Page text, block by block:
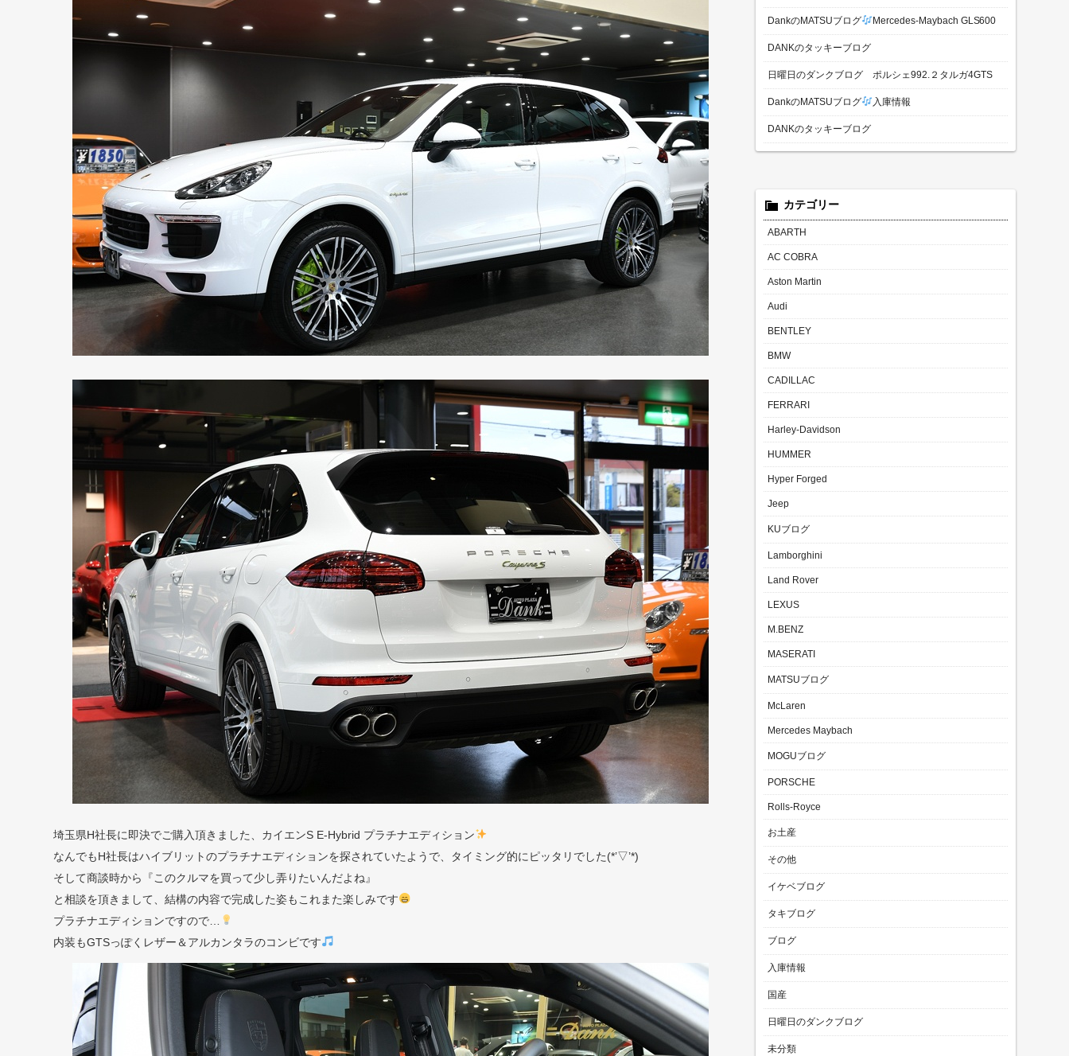
埼玉県H社長に即決でご購入頂きました、カイエンS E-Hybrid プラチナエディション
なんでもH社長はハイブリットのプラチナエディションを探されていたようで、タイミング的にピッタリでした(*’▽’*)
そして商談時から『このクルマを買って少し弄りたいんだよね』
と相談を頂きまして、結構の内容で完成した姿もこれまた楽しみです
プラチナエディションですので…
内装もGTSっぽくレザー＆アルカンタラのコンビです
DankのMATSUブログ Mercedes-Maybach GLS600
DANKのタッキーブログ
日曜日のダンクブログ ポルシェ992.２タルガ4GTS
DankのMATSUブログ 入庫情報
DANKのタッキーブログ
カテゴリー
ABARTH
AC COBRA
Aston Martin
Audi
BENTLEY
BMW
CADILLAC
FERRARI
Harley-Davidson
HUMMER
Hyper Forged
Jeep
KUブログ
Lamborghini
Land Rover
LEXUS
M.BENZ
MASERATI
MATSUブログ
McLaren
Mercedes Maybach
MOGUブログ
PORSCHE
Rolls-Royce
お土産
その他
イケベブログ
タキブログ
ブログ
入庫情報
国産
日曜日のダンクブログ
未分類